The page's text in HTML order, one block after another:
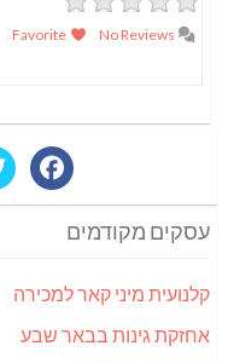
עסקים מקודמים
קלנועית מיני קאר למכירה
אחזקת גינות בבאר שבע